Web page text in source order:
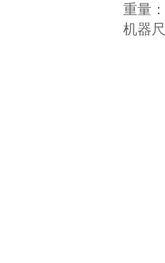
重量
机器